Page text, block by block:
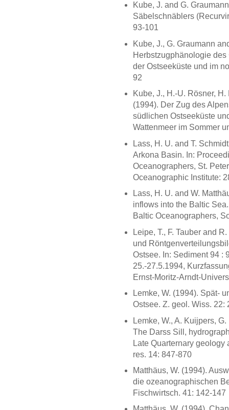
Kube, J. and G.
Säbelschnäblers
93-101
Kube, J., G. Graumann
Herbstzugphänologie
der Ostseeküste und im
92
Kube, J., H.-U. Rösner,
(1994). Der Zug des
südlichen Ostseeküste
Wattenmeer im Sommer
Lass, H. U. and T.
Arkona Basin. In:
Oceanographers, St.
Oceanographic Institute:
Lass, H. U. and W.
inflows into the Baltic
Baltic Oceanographers,
Leipe, T., F. Tauber and
und
Ostsee. In: Sediment 94 :
25.-27.5.1994,
Ernst-Moritz-Arndt-
Lemke, W. (1994). Spät-
Ostsee. Z. geol. Wiss. 22:
Lemke, W., A. Kuijpers,
The Darss Sill,
Late Quarternary
res. 14: 847-870
Matthäus, W. (1994).
die ozeanographischen
Fischwirtsch. 41: 142-147